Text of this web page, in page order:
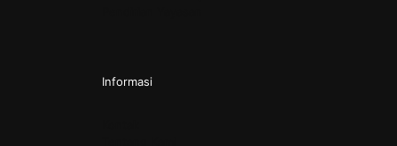
Informasi